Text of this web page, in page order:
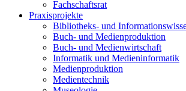
Fachschaftsrat
Praxisprojekte
Bibliotheks- und
Buch- und Medienproduktion
Buch- und Medienwirtschaft
Informatik und Medieninformatik
Medienproduktion
Medientechnik